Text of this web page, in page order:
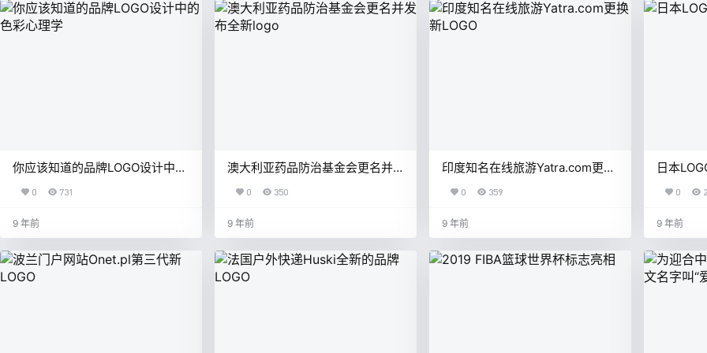
你应该知道的品牌LOGO设计中的
0 731
9 年前
澳大利亚药品防治基金会更名并
0 350
9 年前
印度知名在线旅游Yatra.com更换
0 359
9 年前
日本
0
9 年前